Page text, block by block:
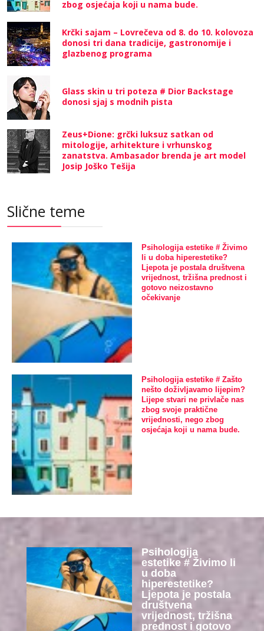
zbog osjećaja koji u nama bude.
Krčki sajam – Lovrečeva od 8. do 10. kolovoza
donosi tri dana tradicije, gastronomije i
glazbenog programa
Glass skin u tri poteza # Dior Backstage
donosi sjaj s modnih pista
Zeus+Dione: grčki luksuz satkan od
mitologije, arhitekture i vrhunskog
zanatstva. Ambasador brenda je art model
Josip Joško Tešija
Slične teme
Psihologija estetike # Živimo
li u doba hiperestetike?
Ljepota je postala društvena
vrijednost, tržišna prednost i
gotovo neizostavno
očekivanje
Psihologija estetike # Zašto
nešto doživljavamo lijepim?
Lijepe stvari ne privlače nas
zbog svoje praktične
vrijednosti, nego zbog
osjećaja koji u nama bude.
Psihologija
estetike # Živimo li
u doba
hiperestetike?
Ljepota je postala
društvena
vrijednost, tržišna
prednost i gotovo